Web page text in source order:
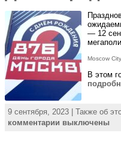
— 12
Moscow
В этом
9 сентября, 2023 | Также об
комментарии выключены